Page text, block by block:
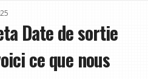
Date de sortie
ce que nous